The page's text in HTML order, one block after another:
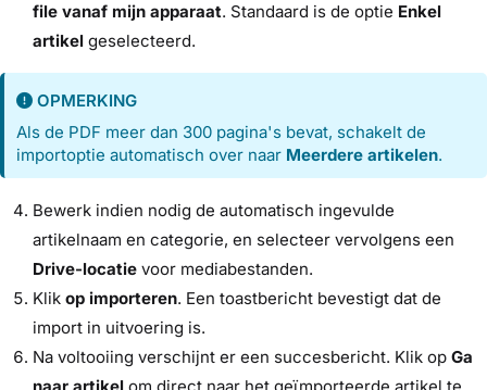
file vanaf mijn apparaat. Standaard is de optie Enkel
artikel geselecteerd.
OPMERKING
Als de PDF meer dan 300 pagina's bevat, schakelt de
importoptie automatisch over naar Meerdere artikelen.
Bewerk indien nodig de automatisch ingevulde
artikelnaam en categorie, en selecteer vervolgens een
Drive-locatie voor mediabestanden.
Klik op importeren. Een toastbericht bevestigt dat de
import in uitvoering is.
Na voltooiing verschijnt er een succesbericht. Klik op Ga